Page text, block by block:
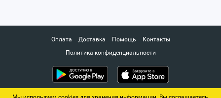
Оплата Доставка Помощь
Контакты
Политика конфиденциальности